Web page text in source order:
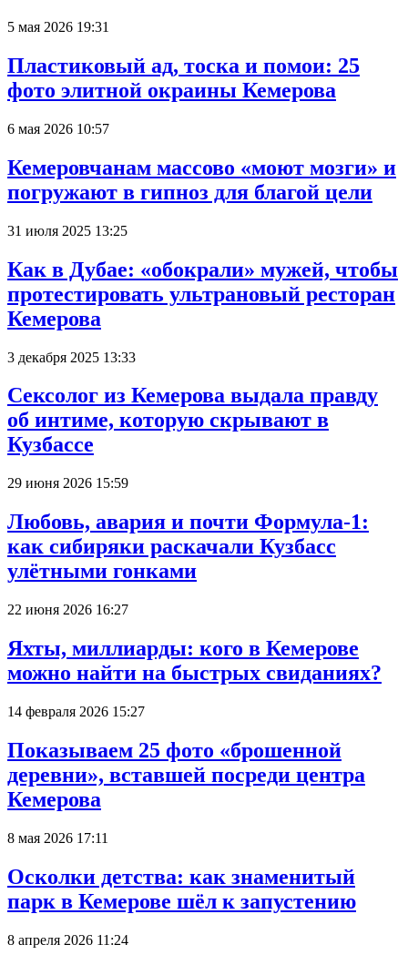
5 мая 2026 19:31
Пластиковый ад, тоска и помои: 25
фото элитной окраины Кемерова
6 мая 2026 10:57
Кемеровчанам массово «моют мозги» и
погружают в гипноз для благой цели
31 июля 2025 13:25
Как в Дубае: «обокрали» мужей, чтобы
протестировать ультрановый ресторан
Кемерова
3 декабря 2025 13:33
Сексолог из Кемерова выдала правду
об интиме, которую скрывают в
Кузбассе
29 июня 2026 15:59
Любовь, авария и почти Формула-1:
как сибиряки раскачали Кузбасс
улётными гонками
22 июня 2026 16:27
Яхты, миллиарды: кого в Кемерове
можно найти на быстрых свиданиях?
14 февраля 2026 15:27
Показываем 25 фото «брошенной
деревни», вставшей посреди центра
Кемерова
8 мая 2026 17:11
Осколки детства: как знаменитый
парк в Кемерове шёл к запустению
8 апреля 2026 11:24